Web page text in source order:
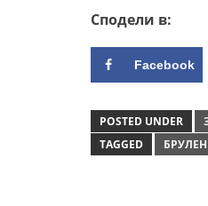
Сподели в:
Facebook
POSTED UNDER
TAGGED